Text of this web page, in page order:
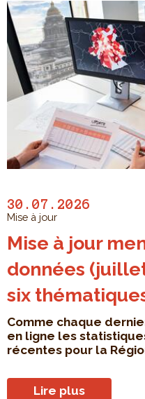
30.07.2026
Mise à jour
Mise à jour
données
six
Comme chaque
en ligne les
récentes pour la
Lire plus